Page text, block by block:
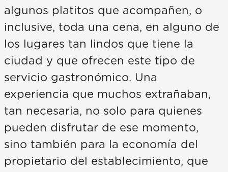
algunos platitos que acompañen, o
inclusive, toda una cena, en alguno de
los lugares tan lindos que tiene la
ciudad y que ofrecen este tipo de
servicio gastronómico. Una
experiencia que muchos extrañaban,
tan necesaria, no solo para quienes
pueden disfrutar de ese momento,
sino también para la economía del
propietario del establecimiento, que